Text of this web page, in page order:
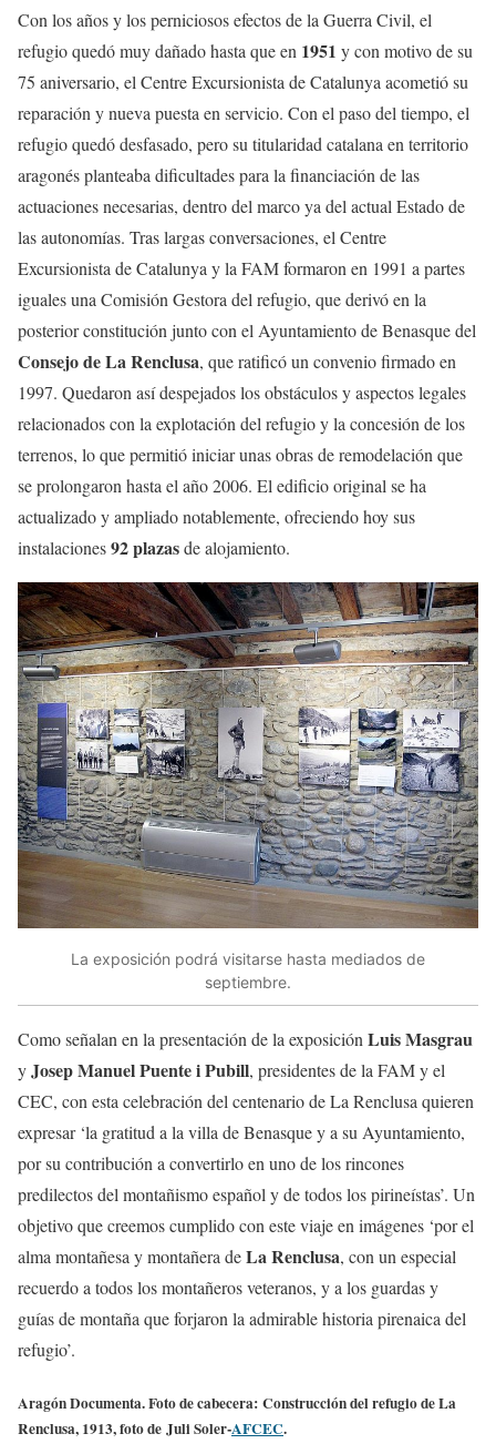
Con los años y los perniciosos efectos de la Guerra Civil, el
refugio quedó muy dañado hasta que en 1951 y con motivo de su
75 aniversario, el Centre Excursionista de Catalunya acometió su
reparación y nueva puesta en servicio. Con el paso del tiempo, el
refugio quedó desfasado, pero su titularidad catalana en territorio
aragonés planteaba dificultades para la financiación de las
actuaciones necesarias, dentro del marco ya del actual Estado de
las autonomías. Tras largas conversaciones, el Centre
Excursionista de Catalunya y la FAM formaron en 1991 a partes
iguales una Comisión Gestora del refugio, que derivó en la
posterior constitución junto con el Ayuntamiento de Benasque del
Consejo de La Renclusa, que ratificó un convenio firmado en
1997. Quedaron así despejados los obstáculos y aspectos legales
relacionados con la explotación del refugio y la concesión de los
terrenos, lo que permitió iniciar unas obras de remodelación que
se prolongaron hasta el año 2006. El edificio original se ha
actualizado y ampliado notablemente, ofreciendo hoy sus
instalaciones92 plazasde alojamiento.
La exposición podrá visitarse hasta mediados de
septiembre.
Como señalan en la presentación de la exposiciónLuis Masgrau
yJosep Manuel Puente i Pubill, presidentes de la FAM y el
CEC, con esta celebración del centenario de La Renclusa quieren
expresar ‘la gratitud a la villa de Benasque y a su Ayuntamiento,
por su contribución a convertirlo en uno de los rincones
predilectos del montañismo español y de todos los pirineístas’. Un
objetivo que creemos cumplido con este viaje en imágenes ‘por el
alma montañesa y montañera deLa Renclusa, con un especial
recuerdo a todos los montañeros veteranos, y a los guardas y
guías de montaña que forjaron la admirable historia pirenaica del
refugio’.
Aragón Documenta. Foto de cabecera: Construcción del refugio de La
Renclusa, 1913, foto de Juli Soler-AFCEC.